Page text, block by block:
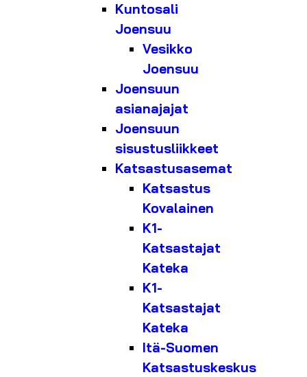
Kuntosali
Joensuu
Vesikko
Joensuu
Joensuun
asianajajat
Joensuun
sisustusliikkeet
Katsastusasemat
Katsastus
Kovalainen
K1-
Katsastajat
Kateka
K1-
Katsastajat
Kateka
Itä-Suomen
Katsastuskeskus